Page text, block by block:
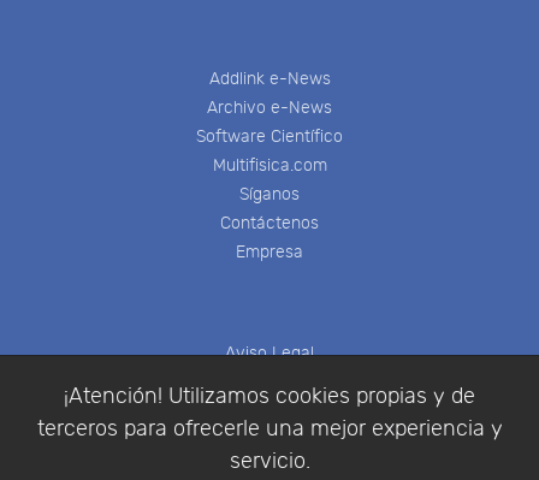
¡Atención! Utilizamos cookies propias y de
terceros para ofrecerle una mejor experiencia y
servicio.
Addlink e-News
Archivo e-News
Software Científico
Multifisica.com
Síganos
Contáctenos
Empresa
Aviso Legal
Condiciones de compra
Identificarse